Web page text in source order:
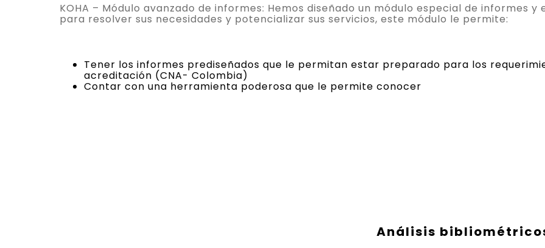
KOHA – Módulo avanzado de informes: Hemos diseñado un módulo especial de
para resolver sus necesidades y potencializar sus servicios, este módulo le permite:
Tener los informes prediseñados que le permitan estar preparado para los
acreditación (CNA- Colombia)
Contar con una herramienta poderosa que le permite conocer
Análisis